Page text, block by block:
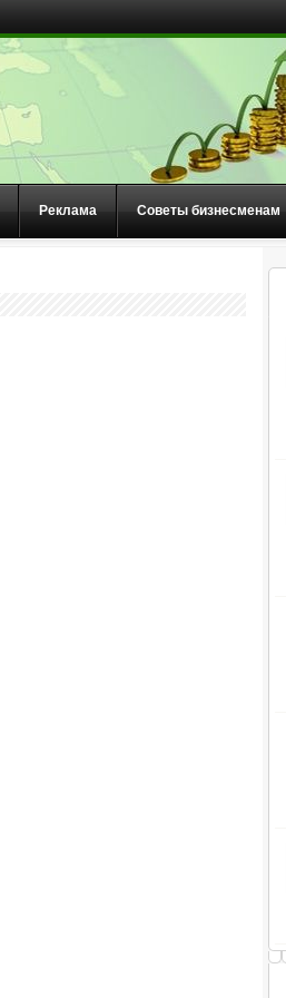
Реклама Советы бизнесменам